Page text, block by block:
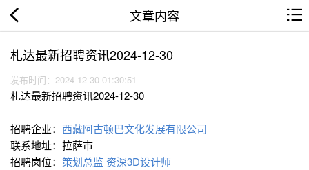
文章内容
札达最新招聘资讯2024-12-30
发布时间：2024-12-30 01:30:51
札达最新招聘资讯2024-12-30
招聘企业： 西藏阿古顿巴文化发展有限公司
联系地址：拉萨市
招聘岗位： 策划总监 资深3D设计师